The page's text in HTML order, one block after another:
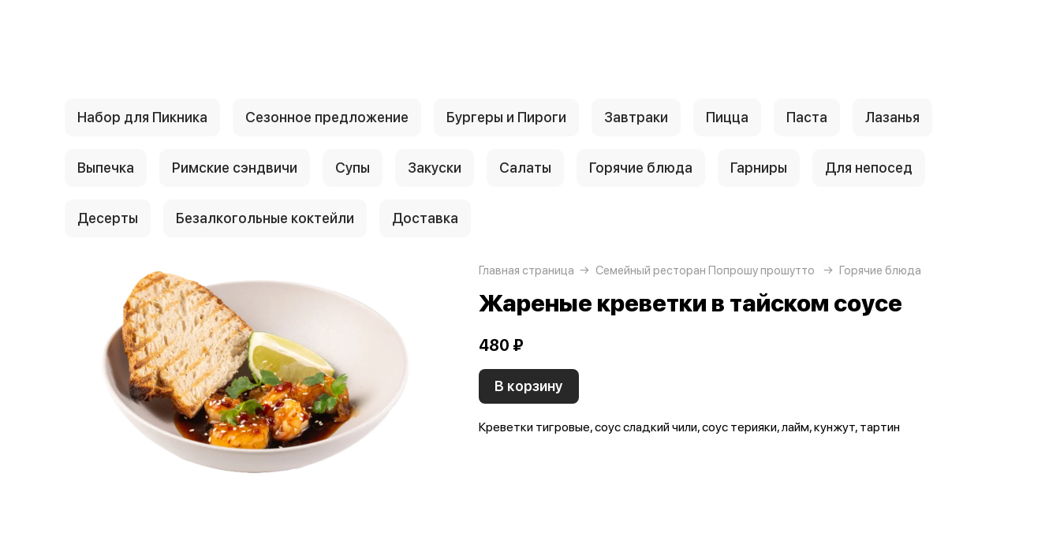
Набор для Пикника Сезонное предложение Бургеры и Пироги Завтраки Пицца Паста Лазанья
Выпечка Римские сэндвичи Супы Закуски Салаты Горячие блюда Гарниры Для непосед
Десерты Безалкогольные коктейли Доставка
Главная страница Семейный ресторан Попрошу прошутто Горячие блюда
Жареные креветки в тайском соусе
480 ₽
В корзину
Креветки тигровые, соус сладкий чили, соус терияки, лайм, кунжут, тартин